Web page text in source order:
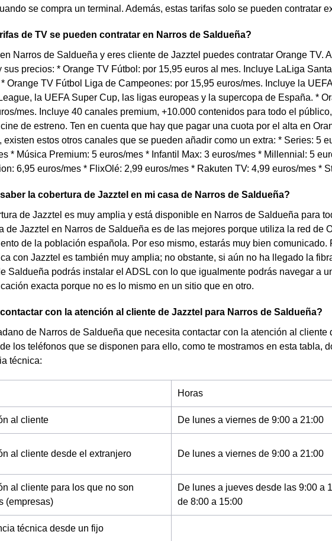
se compra un terminal. Además, estas tarifas solo se pueden contratar
de TV se pueden contratar en Narros de Saldueña?
Narros de Saldueña y eres cliente de Jazztel puedes contratar Orange TV.
sus precios: * Orange TV Fútbol: por 15,95 euros al mes. Incluye LaLiga
Orange TV Fútbol Liga de Campeones: por 15,95 euros/mes. Incluye la
la UEFA Super Cup, las ligas europeas y la supercopa de España. *
mes. Incluye 40 canales premium, +10.000 contenidos para todo el
de estreno. Ten en cuenta que hay que pagar una cuota por el alta en
existen estos otros canales que se pueden añadir como un extra: * Series: 5
* Música Premium: 5 euros/mes * Infantil Max: 3 euros/mes * Millennial: 5
6,95 euros/mes * FlixOlé: 2,99 euros/mes * Rakuten TV: 4,99 euros/mes *
la cobertura de Jazztel en mi casa de Narros de Saldueña?
de Jazztel es muy amplia y está disponible en Narros de Saldueña para
de Jazztel en Narros de Saldueña es de las mejores porque utiliza la red de
de la población española. Por eso mismo, estarás muy bien comunicado.
con Jazztel es también muy amplia; no obstante, si aún no ha llegado la
Saldueña podrás instalar el ADSL con lo que igualmente podrás navegar a
exacta porque no es lo mismo en un sitio que en otro.
con la atención al cliente de Jazztel para Narros de Saldueña?
de Narros de Saldueña que necesita contactar con la atención al cliente
los teléfonos que se disponen para ello, como te mostramos en esta tabla,
técnica:
Horas
al cliente De lunes a viernes de 9:00 a 21:00
al cliente desde el extranjero De lunes a viernes de 9:00 a 21:00
al cliente para los que no son
(empresas)
De lunes a jueves desde las 9:00 a
de 8:00 a 15:00
técnica desde un fijo